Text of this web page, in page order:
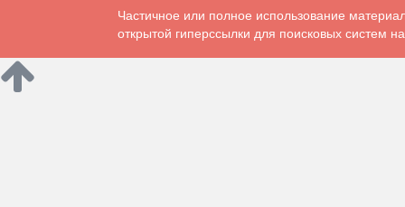
Частичное или полное использование
открытой гиперссылки для поисковых систем